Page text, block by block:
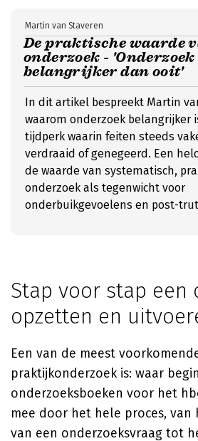
De praktische waarde
onderzoek -
belangrijker dan ooit'
Martin van Staveren
In dit artikel bespreekt Martin
waarom onderzoek belangrijker
tijdperk waarin feiten steeds
verdraaid of genegeerd. Een
de waarde van systematisch,
onderzoek als tegenwicht voor
onderbuikgevoelens en post-
Stap voor stap een
opzetten en
Een van de meest
praktijkonderzoek is: waar
onderzoeksboeken voor het
mee door het hele proces,
van een onderzoeksvraag tot